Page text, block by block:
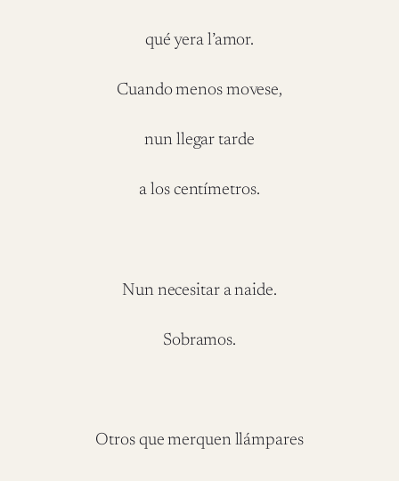
qué yera l’amor.
Cuando menos movese,
nun llegar tarde
a los centímetros.
Nun necesitar a naide.
Sobramos.
Otros que merquen llámpares